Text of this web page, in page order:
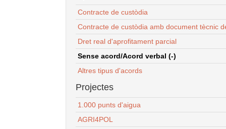
Contracte de custòdia
Contracte de custòdia amb document tècnic
Dret real d'aprofitament parcial
Sense acord/Acord verbal (-)
Altres tipus d'acords
Projectes
1.000 punts d'aigua
AGRI4POL